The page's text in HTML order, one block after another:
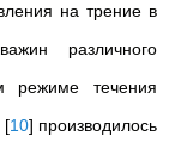
на трение в
различного
режиме течения
[10] производилось